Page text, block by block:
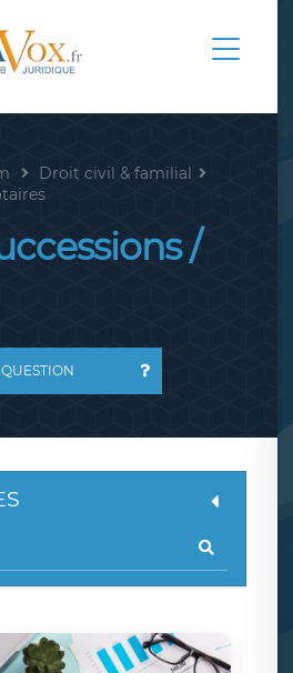
Droit civil & familial
/